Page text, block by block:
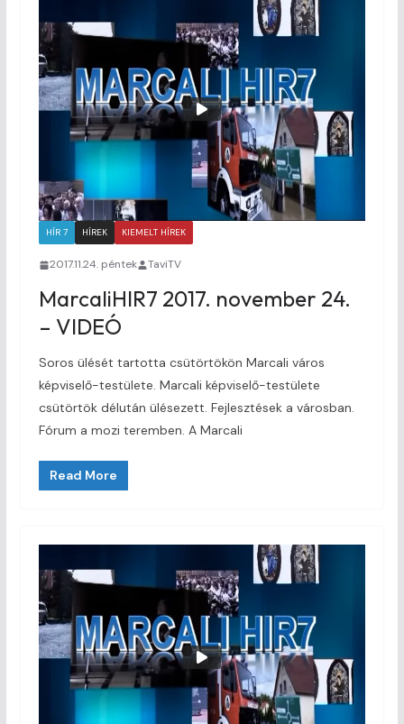
HÍR 7 HÍREK KIEMELT HÍREK
2017.11.24. péntek TaviTV
MarcaliHIR7 2017. november 24.
– VIDEÓ
Soros ülését tartotta csütörtökön Marcali város
képviselő-testülete. Marcali képviselő-testülete
csütörtök délután ülésezett. Fejlesztések a városban.
Fórum a mozi teremben. A Marcali
Read More